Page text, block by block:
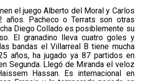
el juego Alberto del Moral y Carlos
años. Pacheco o Terrats son otras
Diego Collado es posiblemente su
El granadino lleva cuatro goles y
bandas el Villarreal B tiene mucha
años, ha jugado ya 87 partidos en
Segunda. Llegó de Miranda el veloz
Hassan. Es internacional en